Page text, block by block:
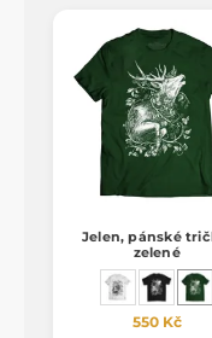
Jelen, pánské
zelené
550 Kč